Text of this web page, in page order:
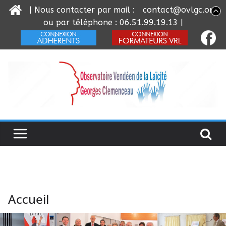
Accueil
| Nous contacter par mail :
contact@ovlgc.org
ou par téléphone : 06.51.99.19.13 |